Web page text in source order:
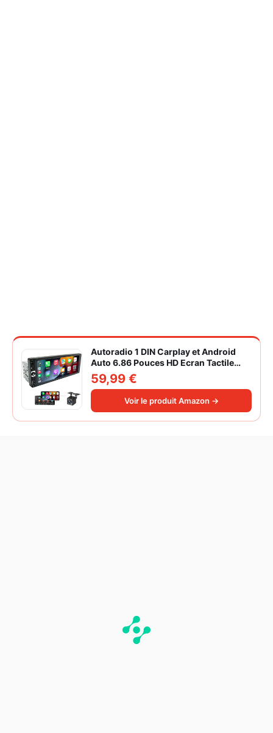
Autoradio 1 DIN Carplay et Android
Auto 6.86 Pouces HD Ecran Tactile
Poste Radio Voiture Soutien Lien
Miroir iOS/Android/Radio FM/USB/EQ
Autoradio Bluetooth Caméra de Recul
59,99 €
Voir le produit Amazon →